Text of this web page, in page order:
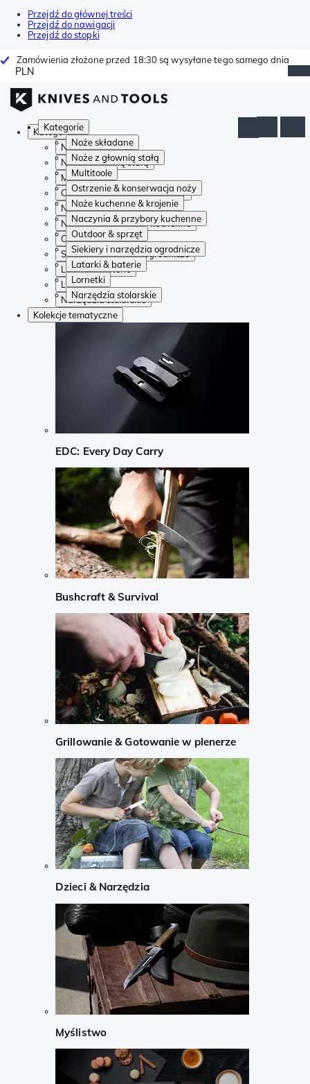
Przejdź do głównej treści
Przejdź do nawigacji
Przejdź do stopki
Zamówienia złożone przed 18:30 są wysyłane tego samego dnia
PLN
Kategorie
Noże składane
Noże z głownią stałą
Multitoole
Ostrzenie & konserwacja noży
Noże kuchenne & krojenie
Naczynia & przybory kuchenne
Outdoor & sprzęt
Siekiery i narzędzia ogrodnicze
Latarki & baterie
Lornetki
Narzędzia stolarskie
Kategorie
Noże składane
Noże z głownią stałą
Multitoole
Ostrzenie & konserwacja noży
Noże kuchenne & krojenie
Naczynia & przybory kuchenne
Outdoor & sprzęt
Siekiery i narzędzia ogrodnicze
Latarki & baterie
Lornetki
Narzędzia stolarskie
Kolekcje tematyczne
EDC: Every Day Carry
Bushcraft & Survival
Grillowanie & Gotowanie w plenerze
Dzieci & Narzędzia
Myślistwo